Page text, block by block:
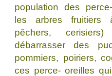
population des
les arbres fruitiers
pêchers,
débarrasser des
pommiers, poiriers,
ces perce- oreilles